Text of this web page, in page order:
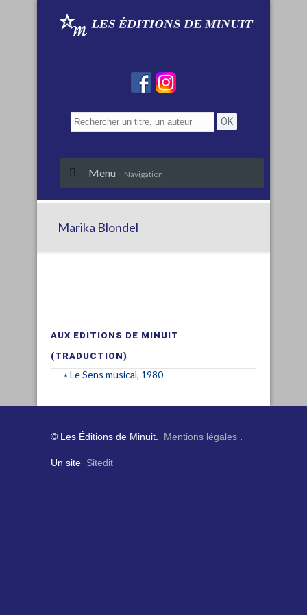
Menu - Navigation
Marika Blondel
AUX EDITIONS DE MINUIT
(TRADUCTION)
Le Sens musical, 1980
© Les Éditions de Minuit. Mentions légales
Un site Sitedit